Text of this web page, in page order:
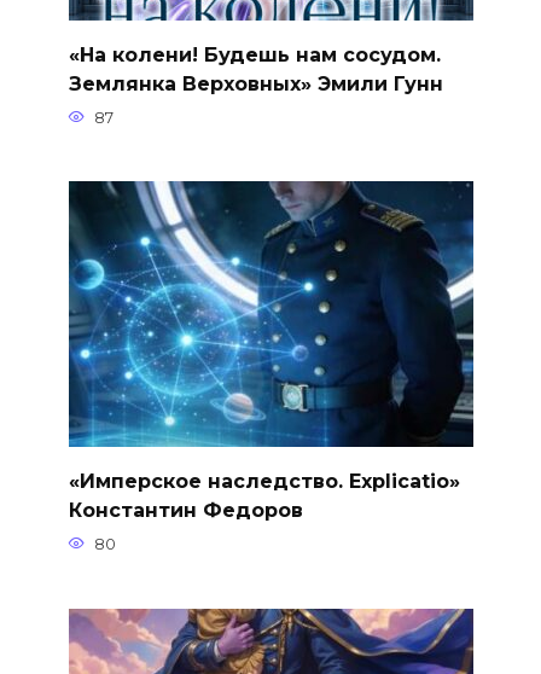
«На колени! Будешь нам сосудом.
Землянка Верховных» Эмили Гунн
87
«Имперское наследство. Explicatio»
Константин Федоров
80